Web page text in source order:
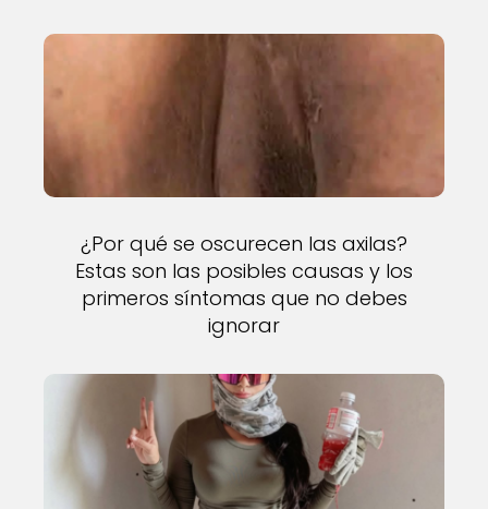
¿Por qué se oscurecen las axilas?
Estas son las posibles causas y los
primeros síntomas que no debes
ignorar